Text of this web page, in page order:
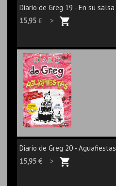
Diario de Greg 19 - En su salsa
15,95 € >
Diario de Greg 20 - Aguafiestas
15,95 € >